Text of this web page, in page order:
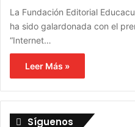
La Fundación Editorial
ha sido galardonada con el
“Internet…
Leer Más »
Síguenos